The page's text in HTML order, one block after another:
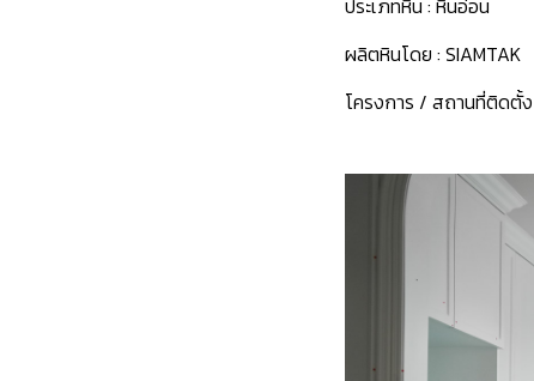
ประเภทหิน : หินอ่อน
ผลิตหินโดย : SIAMTAK
โครงการ / สถานที่ติดตั้